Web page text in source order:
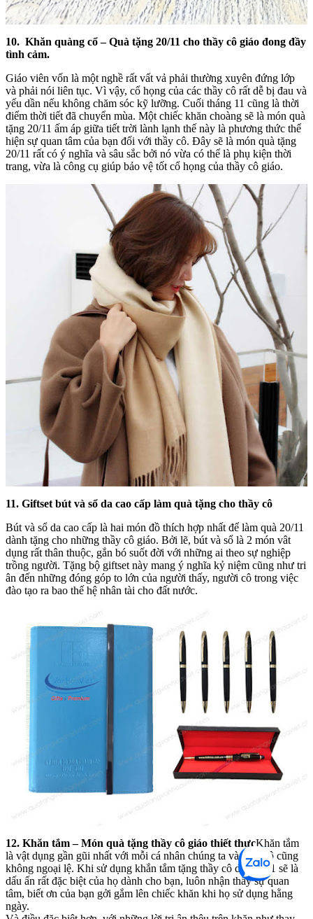
10. Khăn quàng cổ –Quà tặng 20/11 cho thầy cô giáo đong đầy
tình cảm.
Giáo viên vốn là một nghề rất vất vả phải thường xuyên đứng lớp
và phải nói liên tục. Vì vậy, cổ họng của các thầy cô rất dễ bị đau và
yếu dần nếu không chăm sóc kỹ lưỡng. Cuối tháng 11 cũng là thời
điểm thời tiết đã chuyển mùa. Một chiếc khăn choàng sẽ là món quà
tặng 20/11 ấm áp giữa tiết trời lành lạnh thế này là phương thức thể
hiện sự quan tâm của bạn đối với thầy cô. Đây sẽ là món quà tặng
20/11 rất có ý nghĩa và sâu sắc bởi nó vừa có thể là phụ kiện thời
trang, vừa là công cụ giúp bảo vệ tốt cổ họng của thầy cô giáo.
11. Giftset bút và sổ da cao cấp làm quà tặng cho thầy cô
Bút và sổ da cao cấp là hai món đồ thích hợp nhất để làm quà 20/11
dành tặng cho những thầy cô giáo. Bởi lẽ, bút và sổ là 2 món vât
dụng rất thân thuộc, gắn bó suốt đời với những ai theo sự nghiệp
trồng người. Tặng bộ giftset này mang ý nghĩa kỷ niệm cũng như tri
ân đến những đóng góp to lớn của người thấy, người cô trong việc
đào tạo ra bao thế hệ nhân tài cho đất nước.
12. Khăn tắm – Món quà tặng thầy cô giáo thiết thựcKhăn tắm
là vật dụng gần gũi nhất với mỗi cá nhân chúng ta và thầy cô cũng
không ngoại lệ. Khi sử dụng khắn tắm tặng thầy cô dịp 20/11 sẽ là
dấu ấn rất đặc biệt của họ dành cho bạn, luôn nhận thấy sự quan
tâm, biết ơn của bạn gởi gắm lên chiếc khăn khi họ sử dụng hằng
ngày.